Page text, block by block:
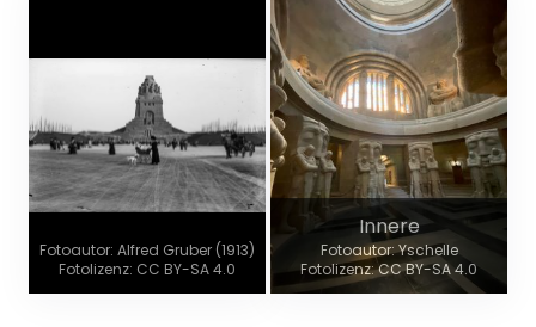
Fotoautor: Alfred Gruber (1913)
Fotolizenz: CC BY-SA 4.0
Innere
Fotoautor: Yschelle
Fotolizenz: CC BY-SA 4.0